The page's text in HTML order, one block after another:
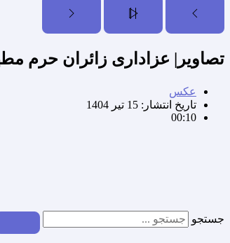
تصاویر| عزاداری زائران حرم
عکس
تاریخ انتشار: 15 تیر 1404
00:10
جستجو